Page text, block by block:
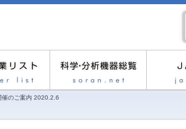
催のご案内 2020.2.6